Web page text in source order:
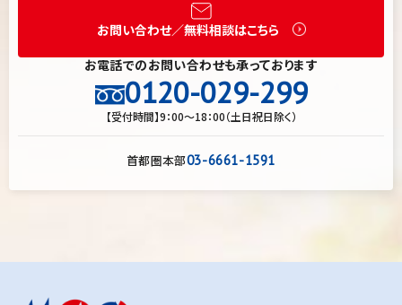
お問い合わせ／無料相談はこちら
お電話でのお問い合わせも承っております
0120-029-299
【受付時間】9：00～18：00（土日祝日除く）
首都圏本部03-6661-1591